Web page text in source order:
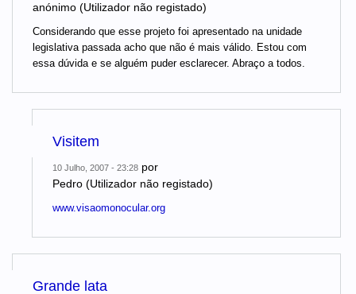
anónimo (Utilizador não registado)
Considerando que esse projeto foi apresentado na unidade
legislativa passada acho que não é mais válido. Estou com
essa dúvida e se alguém puder esclarecer. Abraço a todos.
Visitem
10 Julho, 2007 - 23:28 por
Pedro (Utilizador não registado)
www.visaomonocular.org
Grande lata